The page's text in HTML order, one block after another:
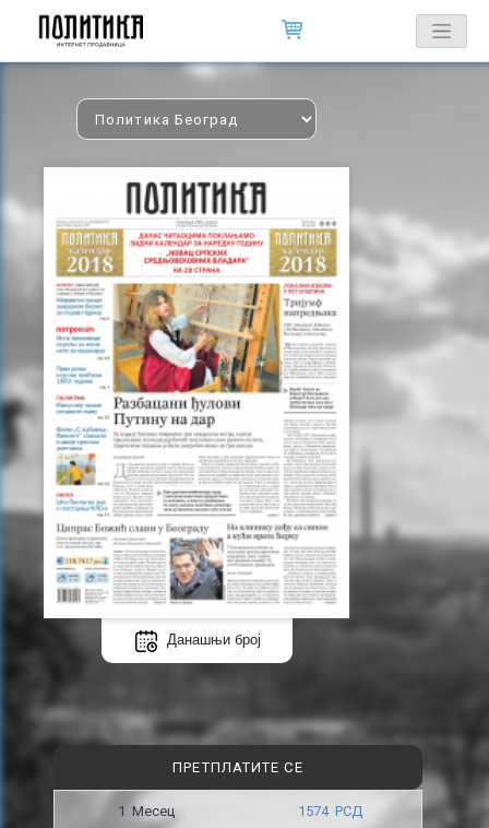
Данашњи број
ПРЕТПЛАТИТЕ СЕ
1 Месец 1574 РСД